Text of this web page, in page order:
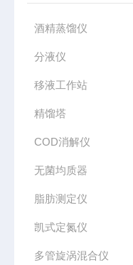
酒精蒸馏仪
分液仪
移液工作站
精馏塔
COD消解仪
无菌均质器
脂肪测定仪
凯式定氮仪
多管旋涡混合仪